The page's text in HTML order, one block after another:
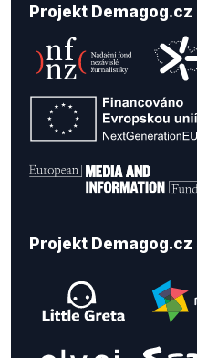
Projekt
Projekt